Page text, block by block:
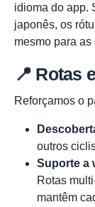
idioma do app.
japonês, os
mesmo para
📍 Rotas
Reforçamos o
outros
Suporte a
Rotas
mantêm